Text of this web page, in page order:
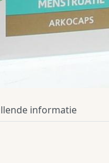
informatie